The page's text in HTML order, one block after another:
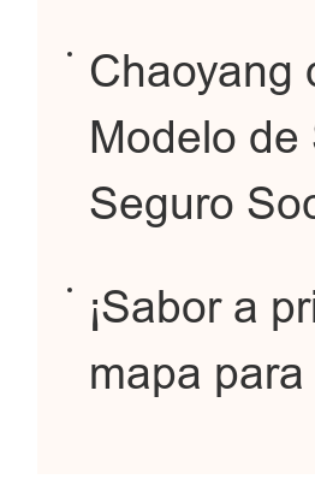
Chaoyang
Modelo
Seguro
¡Sabor a
mapa